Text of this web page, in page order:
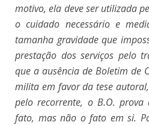
motivo, ela deve ser utilizada
o cuidado necessário e
tamanha gravidade que
prestação dos serviços pelo
que a ausência de Boletim de
milita em favor da tese
pelo recorrente, o B.O.
fato, mas não o fato em si.